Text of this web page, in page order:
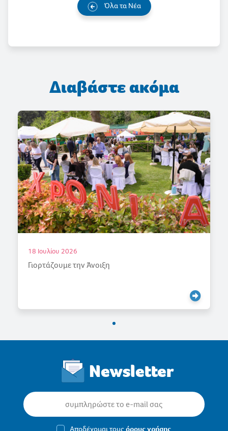
Όλα τα Νέα
Διαβάστε ακόμα
18 Ιουλίου 2026
Γιορτάζουμε την Άνοιξη
Newsletter
Αποδέχομαι τουςόρους χρήσης